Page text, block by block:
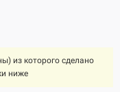
из которого сделано
ниже